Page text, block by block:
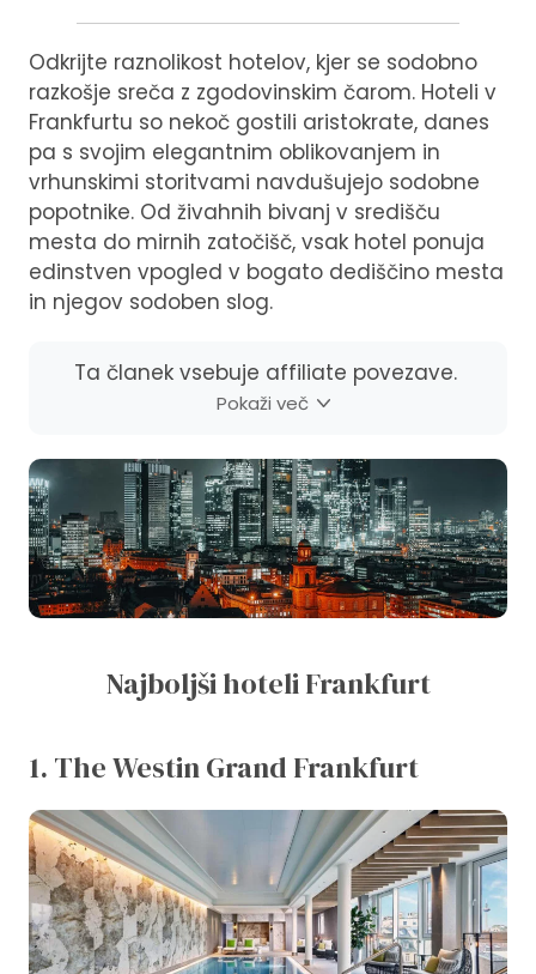
Odkrijte raznolikost hotelov, kjer se sodobno
razkošje sreča z zgodovinskim čarom. Hoteli v
Frankfurtu so nekoč gostili aristokrate, danes
pa s svojim elegantnim oblikovanjem in
vrhunskimi storitvami navdušujejo sodobne
popotnike. Od živahnih bivanj v središču
mesta do mirnih zatočišč, vsak hotel ponuja
edinstven vpogled v bogato dediščino mesta
in njegov sodoben slog.
Ta članek vsebuje affiliate povezave.
Pokaži več
Najboljši hoteli Frankfurt
1. The Westin Grand Frankfurt